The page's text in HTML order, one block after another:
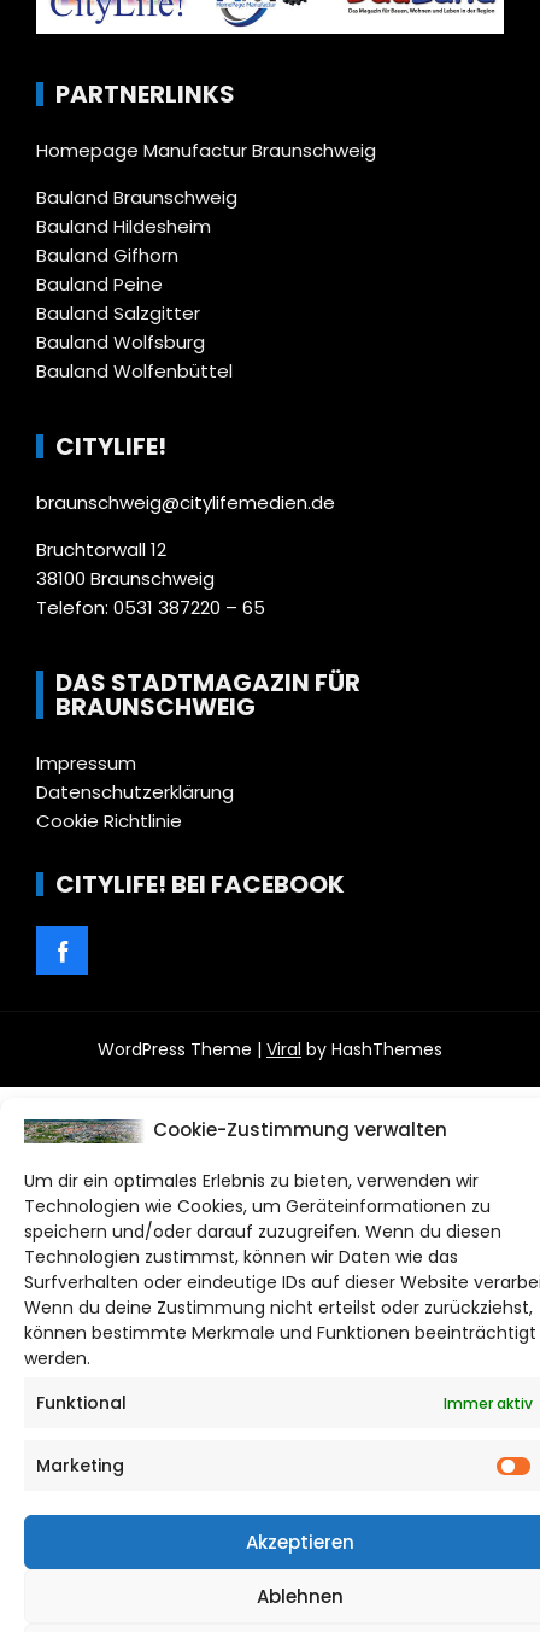
Cookie-Zustimmung verwalten
Um dir ein optimales Erlebnis zu bieten, verwenden wir
Technologien wie Cookies, um Geräteinformationen zu
speichern und/oder darauf zuzugreifen. Wenn du diesen
Technologien zustimmst, können wir Daten wie das
Surfverhalten oder eindeutige IDs auf dieser Website
Wenn du deine Zustimmung nicht erteilst oder zurückziehst,
können bestimmte Merkmale und Funktionen beeinträchtigt
werden.
Funktional
Immer aktiv
Marketing
Akzeptieren
Ablehnen
PARTNERLINKS
Homepage Manufactur Braunschweig
Bauland Braunschweig
Bauland Hildesheim
Bauland Gifhorn
Bauland Peine
Bauland Salzgitter
Bauland Wolfsburg
Bauland Wolfenbüttel
CITYLIFE!
braunschweig@citylifemedien.de
Bruchtorwall 12
38100 Braunschweig
Telefon: 0531 387220 – 65
DAS STADTMAGAZIN FÜR
BRAUNSCHWEIG
Impressum
Datenschutzerklärung
Cookie Richtlinie
CITYLIFE! BEI FACEBOOK
WordPress Theme | Viral by HashThemes